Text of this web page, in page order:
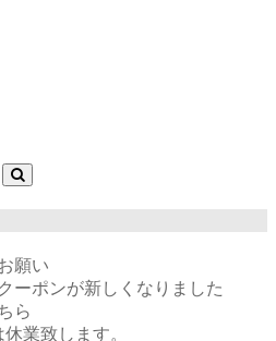
願い
ーポンが新しくなりました
ら
業致します。